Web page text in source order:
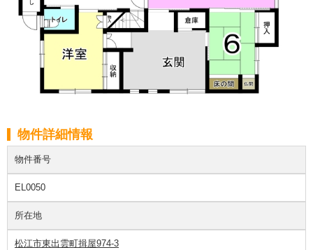
物件詳細情報
物件番号
EL0050
所在地
松江市東出雲町揖屋974-3